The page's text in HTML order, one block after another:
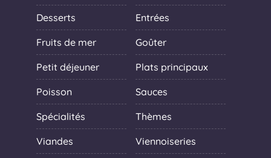
Desserts Entrées
Fruits de mer Goûter
Petit déjeuner Plats principaux
Poisson Sauces
Spécialités Thèmes
Viandes Viennoiseries